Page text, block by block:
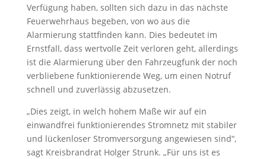
Verfügung haben, sollten sich dazu in das nächste
Feuerwehrhaus begeben, von wo aus die
Alarmierung stattfinden kann. Dies bedeutet im
Ernstfall, dass wertvolle Zeit verloren geht, allerdings
ist die Alarmierung über den Fahrzeugfunk der noch
verbliebene funktionierende Weg, um einen Notruf
schnell und zuverlässig abzusetzen.
„Dies zeigt, in welch hohem Maße wir auf ein
einwandfrei funktionierendes Stromnetz mit stabiler
und lückenloser Stromversorgung angewiesen sind“,
sagt Kreisbrandrat Holger Strunk. „Für uns ist es